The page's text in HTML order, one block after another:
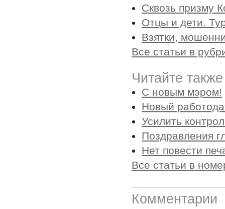
Сквозь призму
Отцы и дети.
Взятки,
Все статьи в
Читайте
С новым мэром!
Новый
Усилить
Поздравления
Нет повести
Все статьи в
Комментарии